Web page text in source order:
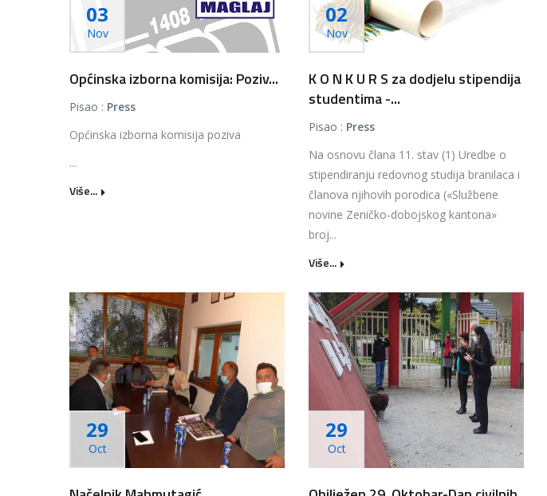
03
Nov
Općinska izborna komisija: Poziv...
Pisao : Press
Općinska izborna komisija poziva
...
Više...
02
Nov
K O N K U R S za dodjelu stipendija
studentima -...
Pisao : Press
Na osnovu člana 11. stav (1) Uredbe o
stipendiranju redovnog studija branilaca i
članova njihovih porodica («Službene
novine Zeničko-dobojskog kantona»
broj...
Više...
29
Oct
29
Oct